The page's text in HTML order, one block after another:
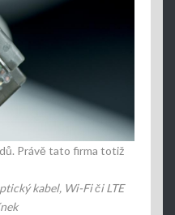
Právě tato firma totiž
kabel, Wi-Fi či LTE